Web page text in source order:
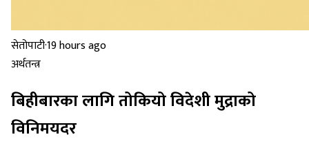
सेतोपाटी·19 hours ago
अर्थतन्त्र
बिहीबारका लागि तोकियो विदेशी मुद्राको
विनिमयदर